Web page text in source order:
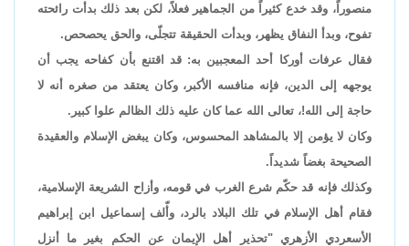
منصوراً، وقد خدع كثيراً من الجماهير فعلاً، لكن بعد ذلك بدأت رائحته
تفوح، وبدأ النفاق يظهر، وبدأت الحقيقة تتجلّى، والحق يحصحص.
فقال عرفات أوركا أحد المعجبين به: قد اقتنع بأن كفاحه يجب أن
يوجهه إلى الدين، فإنه منافسه الأكبر، وكان يعتقد من صغره أنه لا
حاجة إلى الله!، تعالى الله عما كان عليه ذلك الظالم علوا كبير.
وكان لا يؤمن إلا بالمشاهد المحسوس، وكان يبغض الإسلام والعقيدة
الصحيحة بغضاً شديداً.
وكذلك فإنه قد حكّم شرع الغرب في قومه، وأزاح الشريعة الإسلامية،
فقام أهل الإسلام في تلك البلاد بالرد، وأّلف إسماعيل ابن إبراهيم
الأسعردي الأزهري "تحذير أهل الإيمان عن الحكم بغير ما أنزل